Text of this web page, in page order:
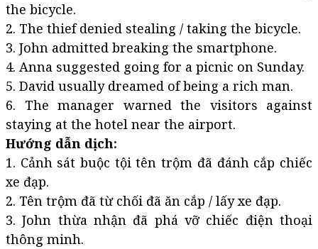
the bicycle.
2. The thief denied stealing / taking the bicycle.
3. John admitted breaking the smartphone.
4. Anna suggested going for a picnic on Sunday.
5. David usually dreamed of being a rich man.
6. The manager warned the visitors against
staying at the hotel near the airport.
Hướng dẫn dịch:
1. Cảnh sát buộc tội tên trộm đã đánh cắp chiếc
xe đạp.
2. Tên trộm đã từ chối đã ăn cắp / lấy xe đạp.
3. John thừa nhận đã phá vỡ chiếc điện thoại
thông minh.